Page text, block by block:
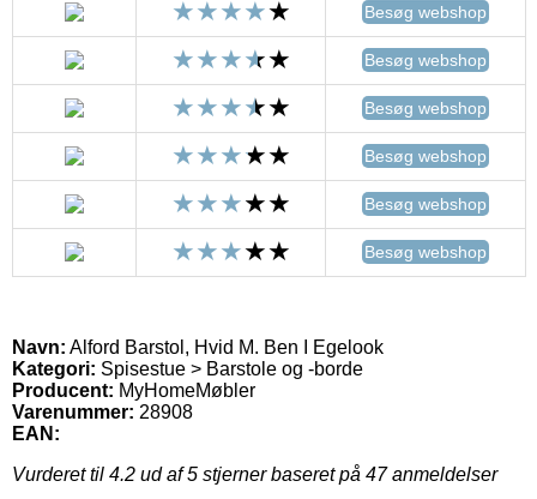
Besøg webshop
Besøg webshop
Besøg webshop
Besøg webshop
Besøg webshop
Besøg webshop
Navn: Alford Barstol, Hvid M. Ben I Egelook
Kategori: Spisestue > Barstole og -borde
Producent: MyHomeMøbler
Varenummer: 28908
EAN:
Vurderet til 4.2 ud af 5 stjerner baseret på 47anmeldelser